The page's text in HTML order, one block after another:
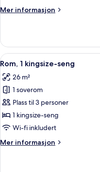
byutsikt
Mer informasjon
Mer
2
queensize-
senger,
Åpne
alle
bildene
av
Rom,
1
kingsize-
4
Rom, 1 kingsize-seng
26 m²
1 soverom
Plass til 3 personer
1 kingsize-seng
Wi-fi inkludert
Mer informasjon
Mer